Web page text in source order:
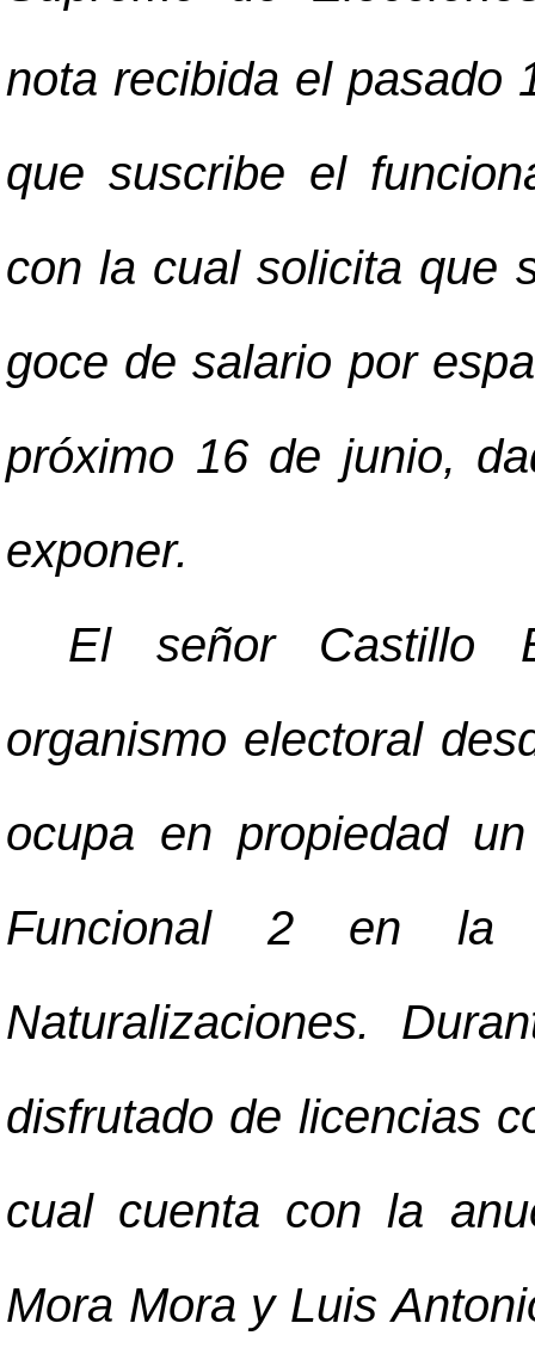
nota recibida el pasado
que suscribe el
con la cual solicita que
goce de salario por
próximo 16 de junio,
exponer.
El señor Castillo
organismo electoral
ocupa en propiedad
Funcional 2 en la
Naturalizaciones.
disfrutado de licencias
cual cuenta con la
Mora Mora y Luis